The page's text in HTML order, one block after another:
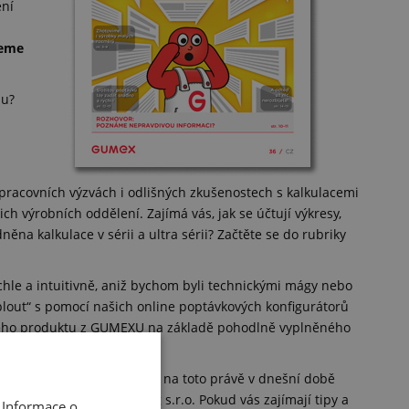
výzvách i odlišných zkušenostech s kalkulacemi
výrobních oddělení. Zajímá vás, jak se účtují výkresy,
kalkulace v sérii a ultra sérii? Začtěte se do rubriky
a intuitivně, aniž bychom byli technickými mágy nebo
s pomocí našich online poptávkových konfigurátorů
produktu z GUMEXU na základě pohodlně vyplněného
zcela jisti, proto jsme si na toto právě v dnešní době
PRAM Consulting s.r.o. Pokud vás zajímají tipy a